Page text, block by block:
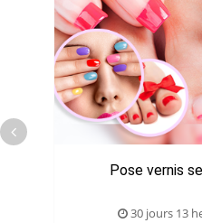
Pose vernis
30 jours 13